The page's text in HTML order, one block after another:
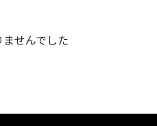
せんでした